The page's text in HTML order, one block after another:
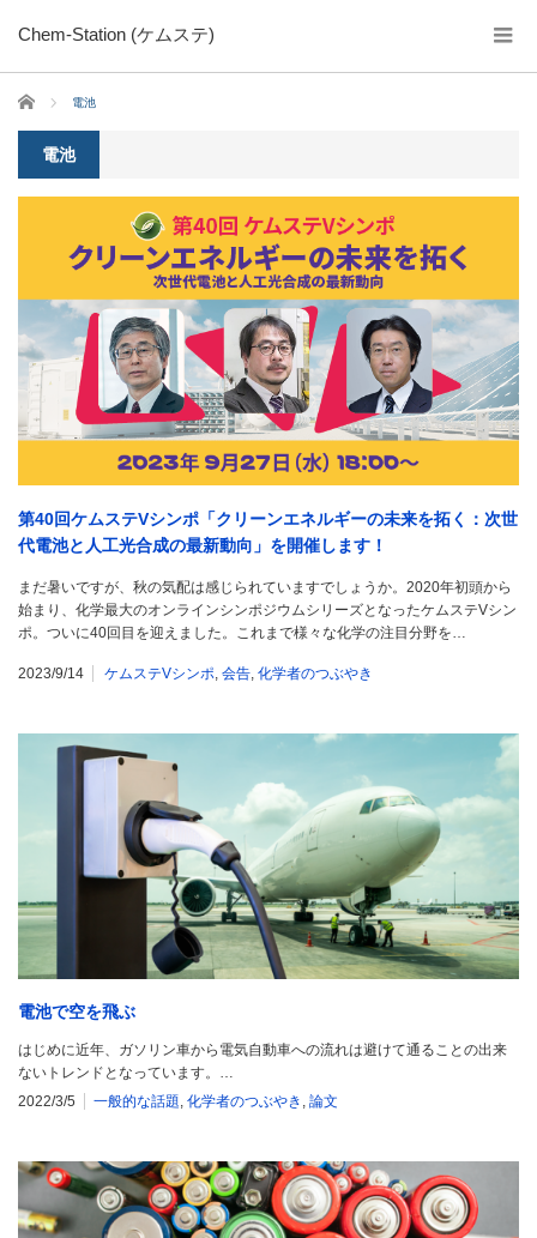
Chem-Station (ケムステ)
ホーム 電池
電池
第40回ケムステVシンポ「クリーンエネルギーの未来を拓く：次世
代電池と人工光合成の最新動向」を開催します！
まだ暑いですが、秋の気配は感じられていますでしょうか。2020年初頭から
始まり、化学最大のオンラインシンポジウムシリーズとなったケムステVシン
ポ。ついに40回目を迎えました。これまで様々な化学の注目分野を…
2023/9/14 ケムステVシンポ 会告 化学者のつぶやき
電池で空を飛ぶ
はじめに近年、ガソリン車から電気自動車への流れは避けて通ることの出来
ないトレンドとなっています。…
2022/3/5
一般的な話題, 化学者のつぶやき , 論文